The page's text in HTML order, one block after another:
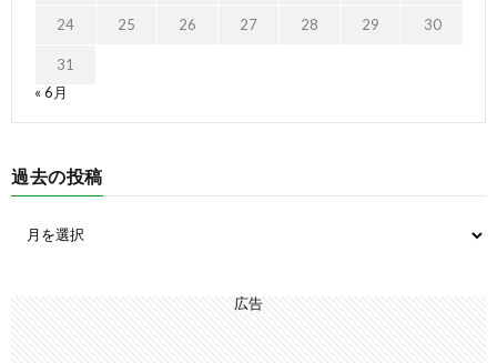
24 25 26 27 28 29 30
31
« 6月
過去の投稿
広告